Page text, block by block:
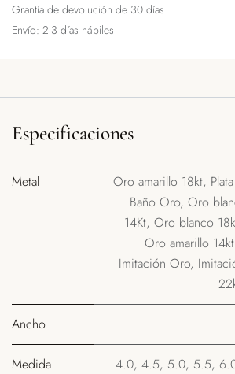
Grantía de devolución de 30 días
Envío: 2-3 días hábiles
Especificaciones
Metal Oro amarillo 18kt,
Baño Oro, Oro
14Kt, Oro blanco
Oro amarillo 14kt
Imitación Oro,
Ancho
Medida 4.0, 4.5, 5.0, 5.5,